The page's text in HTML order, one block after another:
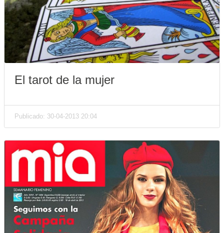
El tarot de la mujer
Publicado: 30-04-2013 20:04